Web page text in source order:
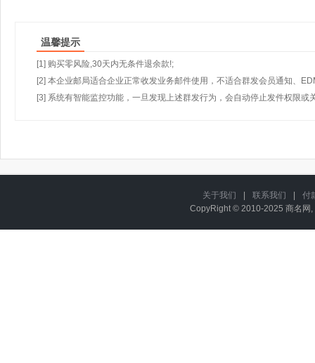
温馨提示
[1] 购买零风险,30天内无条件退余款!;
[2] 本企业邮局适合企业正常收发业务邮件使用，不适合群发会员通知、
[3] 系统有智能监控功能，一旦发现上述群发行为，会自动停止发件权限或
关于我们 联系我们
付
CopyRight © 2010-2025 商名